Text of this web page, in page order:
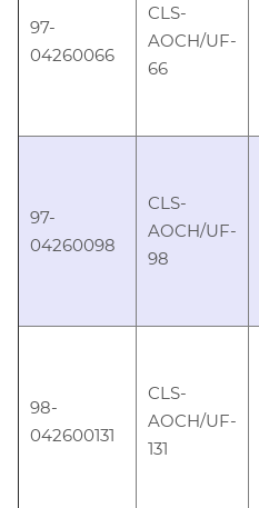
97-
04260066
CLS-
AOCH/UF-
66
97-
04260098
CLS-
AOCH/UF-
98
98-
042600131
CLS-
AOCH/UF-
131